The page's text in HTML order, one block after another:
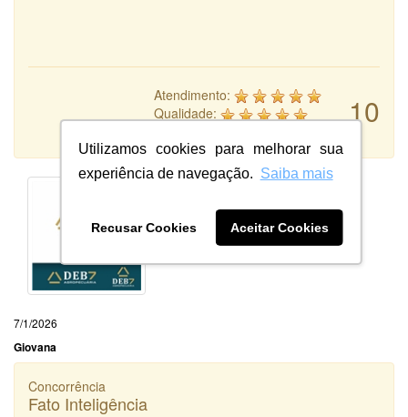
Utilizamos cookies para melhorar sua
experiência de navegação. Saiba mais
Recusar Cookies Aceitar Cookies
10
Atendimento:
Qualidade:
7/1/2026
Giovana
Concorrência
Fato Inteligência